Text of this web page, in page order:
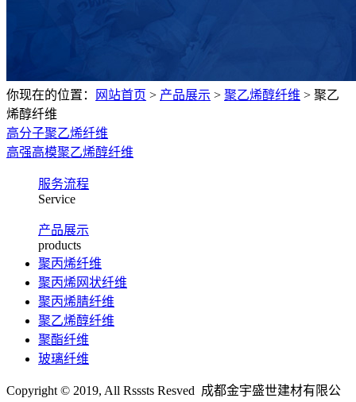
你现在的位置： 网站首页 > 产品展示 > 聚乙烯醇纤维 > 聚乙
烯醇纤维
高分子聚乙烯纤维
高强高模聚乙烯醇纤维
服务流程
Service
产品展示
products
聚丙烯纤维
聚丙烯网状纤维
聚丙烯腈纤维
聚乙烯醇纤维
聚酯纤维
玻璃纤维
Copyright © 2019, All Rsssts Resved 成都金宇盛世建材有限公